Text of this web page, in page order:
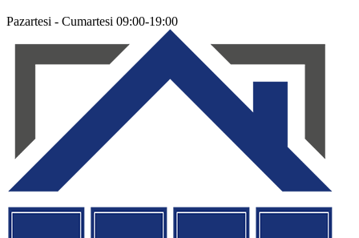
Pazartesi - Cumartesi 09:00-19:00